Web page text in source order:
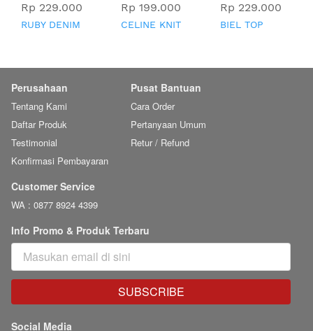
Rp 229.000
RUBY DENIM
Rp 199.000
CELINE KNIT
Rp 229.000
BIEL TOP
Perusahaan
Tentang Kami
Daftar Produk
Testimonial
Konfirmasi Pembayaran
Pusat Bantuan
Cara Order
Pertanyaan Umum
Retur / Refund
Customer Service
WA : 0877 8924 4399
Info Promo & Produk Terbaru
`
SUBSCRIBE
Social Media